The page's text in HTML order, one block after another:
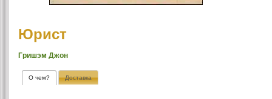
Юрист
Гришэм Джон
О чем? Доставка